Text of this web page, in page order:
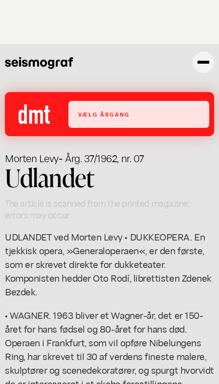
VÆLG ÅRGANG
Morten Levy- Årg. 37/1962, nr. 07
Udlandet
The article is scanned from the printed magazine;
errors may occur
UDLANDET ved Morten Levy • DUKKEOPERA. En
tjekkisk opera, »Generaloperaen«, er den første,
som er skrevet direkte for dukketeater.
Komponisten hedder Oto Rodí, librettisten Zdenek
Bezdek.
• WAGNER. 1963 bliver et Wagner-år, det er 150-
året for hans fødsel og 80-året for hans død.
Operaen i Frankfurt, som vil opføre Nibelungens
Ring, har skrevet til 30 af verdens fineste malere,
skulptører og scenedekoratører, og spurgt hvorvidt